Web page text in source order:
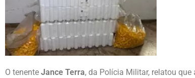
O tenente Jance Terra, da Polícia Militar, relatou